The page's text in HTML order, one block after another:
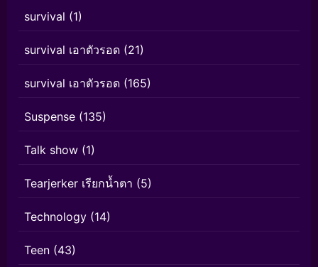
survival (1)
survival เอาตัวรอด (21)
survival เอาตัวรอด (165)
Suspense (135)
Talk show (1)
Tearjerker เรียกน้ำตา (5)
Technology (14)
Teen (43)